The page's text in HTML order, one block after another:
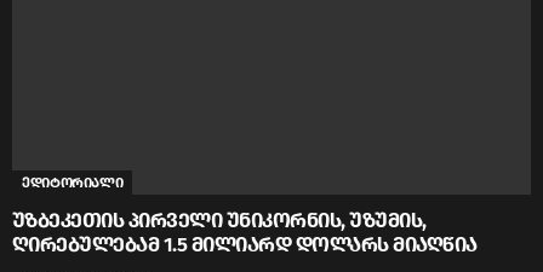
ედიტორიალი
უზბეკეთის პირველი უნიკორნის, უზუმის,
ღირებულებამ 1.5 მილიარდ დოლარს მიაღწია